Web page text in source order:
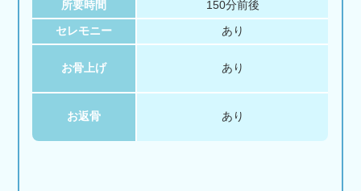
所要時間 150分前後
セレモニー あり
お骨上げ あり
お返骨 あり